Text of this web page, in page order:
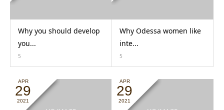
Why you should develop
you...
5
Why Odessa women like
inte...
5
APR
29
2021
APR
29
2021